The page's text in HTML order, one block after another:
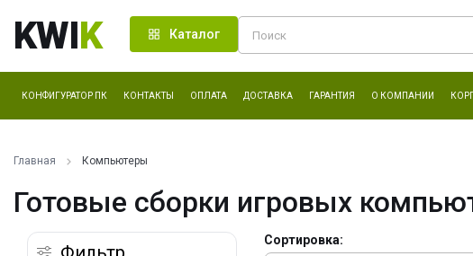
KWIK Каталог
КОНФИГУРАТОР ПК КОНТАКТЫ ОПЛАТА ДОСТАВКА ГАРАНТИЯ О КОМПАНИИ
Главная Компьютеры
Готовые сборки игровых
Сортировка: